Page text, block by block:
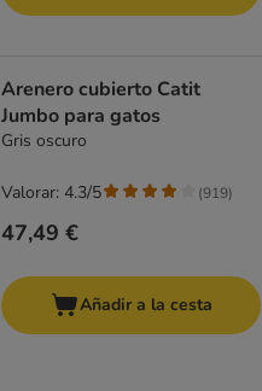
Arenero cubierto Catit
Jumbo para gatos
Gris oscuro
47,49 €
Valorar: 4.3/5 (919)
Añadir a la cesta